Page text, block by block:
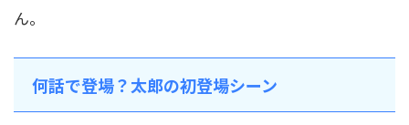
ん。
何話で登場？太郎の初登場シーン